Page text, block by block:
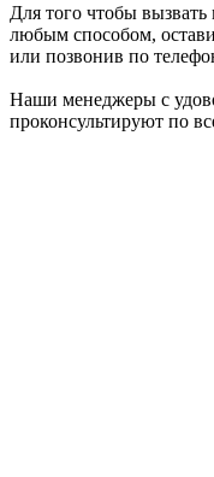
Для того чтобы вызвать
любым способом,
или позвонив по
Наши менеджеры с
проконсультируют по